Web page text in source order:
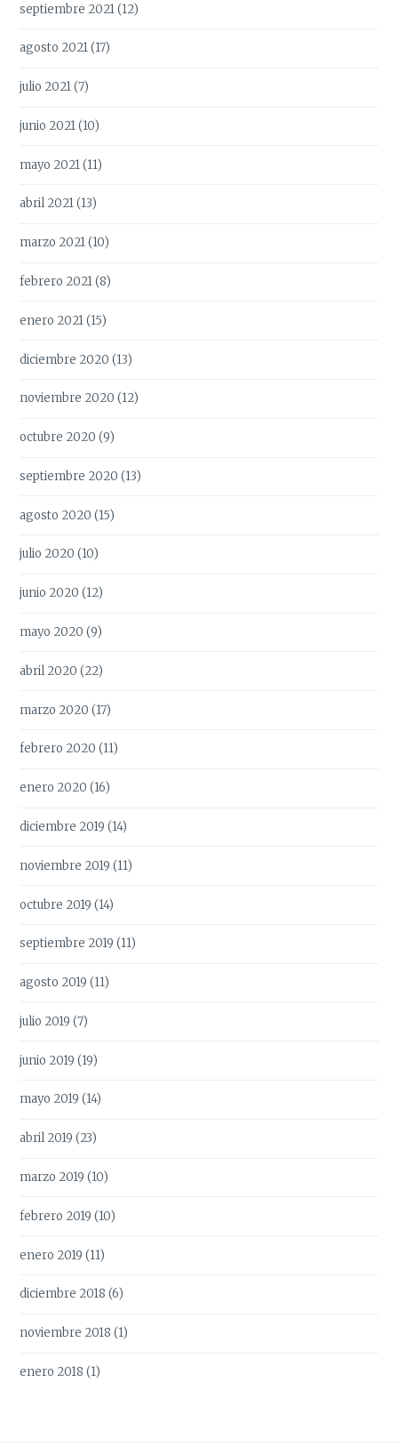
septiembre 2021(12)
agosto 2021(17)
julio 2021(7)
junio 2021(10)
mayo 2021(11)
abril 2021(13)
marzo 2021(10)
febrero 2021(8)
enero 2021(15)
diciembre 2020 (13)
noviembre 2020 (12)
octubre 2020 (9)
septiembre 2020 (13)
agosto 2020 (15)
julio 2020 (10)
junio 2020 (12)
mayo 2020 (9)
abril 2020 (22)
marzo 2020 (17)
febrero 2020 (11)
enero 2020 (16)
diciembre 2019 (14)
noviembre 2019 (11)
octubre 2019 (14)
septiembre 2019 (11)
agosto 2019 (11)
julio 2019 (7)
junio 2019 (19)
mayo 2019 (14)
abril 2019 (23)
marzo 2019 (10)
febrero 2019 (10)
enero 2019 (11)
diciembre 2018 (6)
noviembre 2018 (1)
enero 2018 (1)